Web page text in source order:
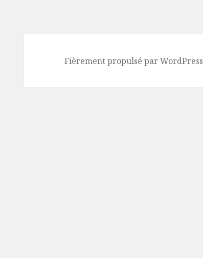
Fièrement propulsé par WordPress